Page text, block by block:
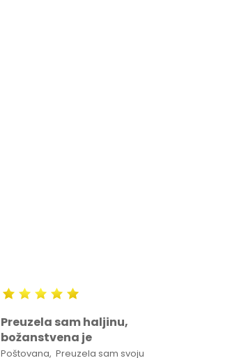
Preuzela sam haljinu,
božanstvena je
Poštovana, Preuzela sam svoju